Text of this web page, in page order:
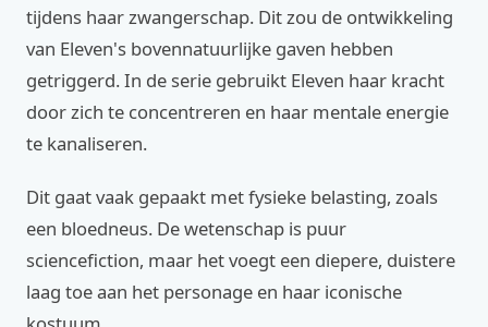
tijdens haar zwangerschap. Dit zou de ontwikkeling
van Eleven's bovennatuurlijke gaven hebben
getriggerd. In de serie gebruikt Eleven haar kracht
door zich te concentreren en haar mentale energie
te kanaliseren.
Dit gaat vaak gepaakt met fysieke belasting, zoals
een bloedneus. De wetenschap is puur
sciencefiction, maar het voegt een diepere, duistere
laag toe aan het personage en haar iconische